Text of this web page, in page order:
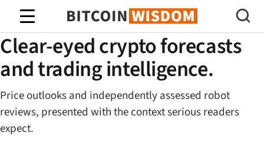
Bitcoin Wisdom
BITCOIN WISDOM RESEARCH DESK
Clear-eyed crypto forecasts
and trading intelligence.
Price outlooks and independently assessed robot
reviews, presented with the context serious readers
expect.